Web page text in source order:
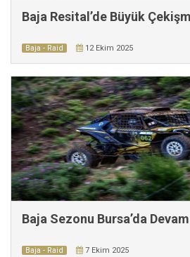
Baja Resital’de Büyük
Baja - Raid 12 Ekim 2025
Baja Sezonu Bursa’da
Baja - Raid 7 Ekim 2025